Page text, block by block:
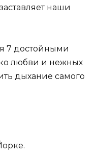
наши
7 достойными
любви и нежных
дыхание самого